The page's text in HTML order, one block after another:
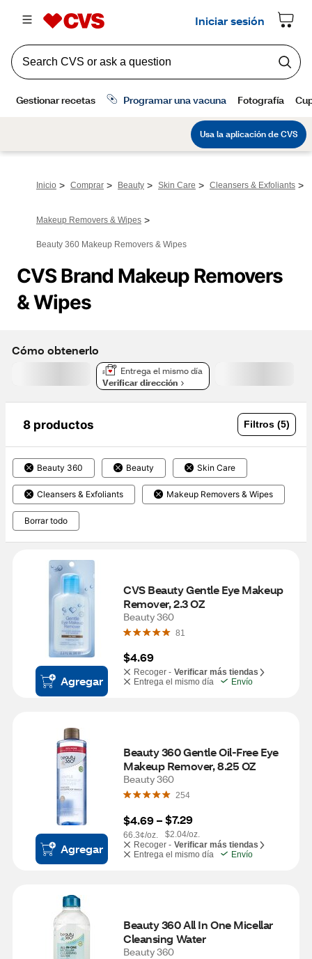
Inicio > Comprar > Beauty > Skin Care > Cleansers & Exfoliants >
Makeup Removers & Wipes >
Beauty 360 Makeup Removers & Wipes
CVS Brand Makeup Removers
& Wipes
Cómo obtenerlo
Entrega el mismo día
Verificar dirección
8 productos Filtros (5)
Beauty 360 Beauty Skin Care
Cleansers & Exfoliants Makeup Removers & Wipes
Borrar todo
Agregar
CVS Beauty Gentle Eye Makeup
Remover, 2.3 OZ
Beauty 360
81
$4.69
Recoger - Verificar más tiendas
Entrega el mismo día
Envío
Agregar
Beauty 360 Gentle Oil-Free Eye
Makeup Remover, 8.25 OZ
Beauty 360
254
$4.69 –
66.3¢/oz.
$7.29
$2.04/oz.
Recoger - Verificar más tiendas
Entrega el mismo día
Envío
Beauty 360 All In One Micellar
Cleansing Water
Beauty 360